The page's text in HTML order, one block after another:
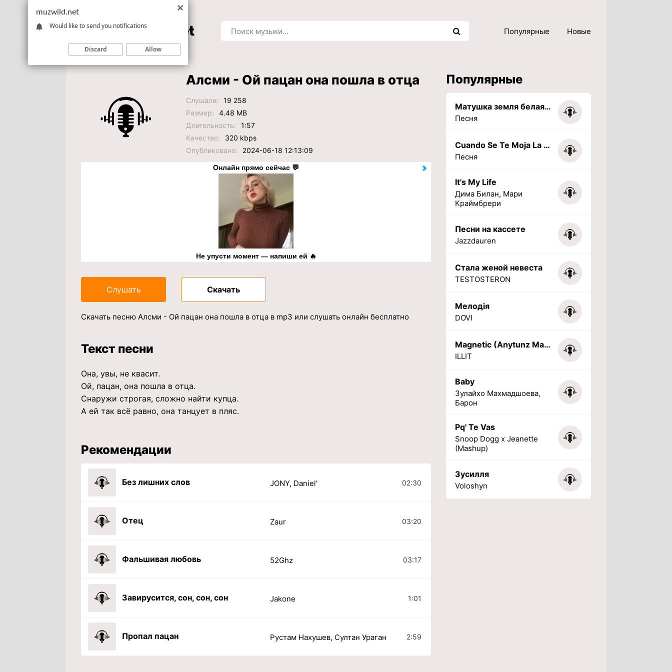
Популярные Новые
Алсми - Ой пацан она пошла в отца
Слушали:
19 258
Размер:
4.48 MB
Длительность:
1:57
Качество:
320 kbps
Опубликовано:
2024-06-18 12:13:09
Онлайн прямо сейчас 💬
Не упусти момент — напиши ей 🔥
Слушать Скачать
Скачать песню Алсми - Ой пацан она пошла в отца в mp3 или слушать онлайн бесплатно
Текст песни
Она, увы, не квасит.
Ой, пацан, она пошла в отца.
Снаружи строгая, сложно найти купца.
А ей так всё равно, она танцует в пляс.
Рекомендации
Без лишних слов JONY, Daniel' 02:30
Отец Zaur 03:20
Фальшивая любовь 52Ghz 03:17
Завирусится, сон, сон, сон Jakone 1:01
Пропал пацан Рустам Нахушев, Султан Ураган 2:59
Популярные
Матушка земля белая березонька
Песня
Cuando Se Te Moja La Tarea (PHONK) (Slowed + Reverbed)
Песня
It's My Life
Дима Билан, Мари
Краймбрери
Песни на кассете
Jazzdauren
Стала женой невеста
TESTOSTERON
Мелодія
DOVI
Magnetic (Anytunz Marimba Ringtone)
ILLIT
Baby
Зулайхо Махмадшоева,
Барон
Pq' Te Vas
Snoop Dogg x Jeanette
(Mashup)
Зусилля
Voloshyn
muzwild.net
Would like to send you notifications
Discard Allow